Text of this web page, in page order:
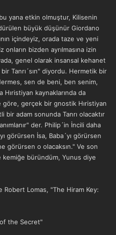
yana etkin olmuştur, Kilisenin
büyük düşünür Giordano
içindeyiz, orada taze ve yeni
onların bizden ayrılmasına izin
genel olarak insansal kehanet
Tanrı´sın" diyordu. Hermetik bir
sen de beni, ben senim,
Hıristiyan kaynaklarında da
göre, gerçek bir gnostik Hıristiyan
bir adam sonunda Tanrı olacaktır
der. Philip´in İncili daha
görürsen İsa, Baba´yı görürsen
görürsen o olacaksın." Ve son
büründüm, Yunus diye
Lomas, "The Hiram Key:
the Secret"